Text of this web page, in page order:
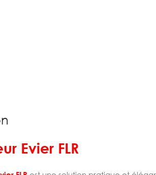
Evier FLR